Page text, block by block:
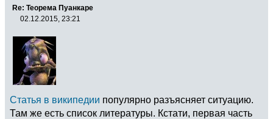
Re: Теорема Пуанкаре
02.12.2015, 23:21
Статья в википедии популярно разъясняет ситуацию.
Там же есть список литературы. Кстати, первая часть